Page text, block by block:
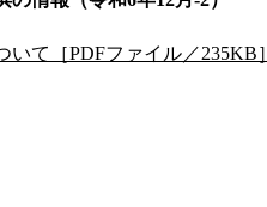
て［PDFファイル／235KB］